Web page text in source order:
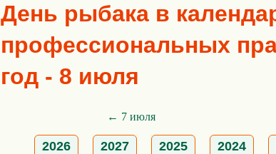
День рыбака в
профессиональных
год - 8 июля
← 7 июля
2026 2027 2025 2024